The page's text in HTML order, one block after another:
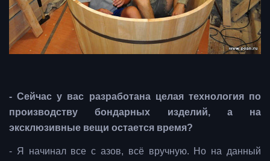
- Сейчас у вас разработана целая технология по
производству бондарных изделий, а на
эксклюзивные вещи остается время?
- Я начинал все с азов, всё вручную. Но на данный